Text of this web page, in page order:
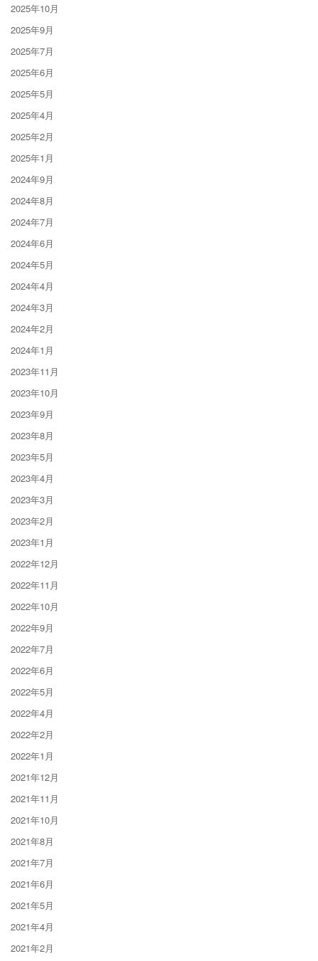
2025年10月
2025年9月
2025年7月
2025年6月
2025年5月
2025年4月
2025年2月
2025年1月
2024年9月
2024年8月
2024年7月
2024年6月
2024年5月
2024年4月
2024年3月
2024年2月
2024年1月
2023年11月
2023年10月
2023年9月
2023年8月
2023年5月
2023年4月
2023年3月
2023年2月
2023年1月
2022年12月
2022年11月
2022年10月
2022年9月
2022年7月
2022年6月
2022年5月
2022年4月
2022年2月
2022年1月
2021年12月
2021年11月
2021年10月
2021年8月
2021年7月
2021年6月
2021年5月
2021年4月
2021年2月